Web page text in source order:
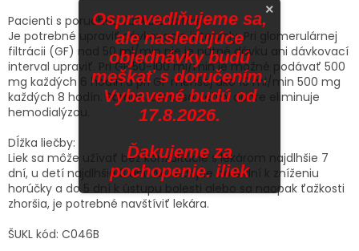
Pacienti s poruchou funkcie obličiek:
Je potrebné upraviť dávkovacie intervaly. Pri glomerulárnej
filtrácii (GF) nad 50 ml/min nie je nutné dávku ani dávkovací
interval upraviť. Pri GF 50-100 ml/min je možné podávať 500
mg každých 6 hodín a pri GF menšej ako 10 ml/min 500 mg
každých 8 hodín. Paracetamol sa veľmi dobre eliminuje
hemodialýzou.
Dĺžka liečby:
Liek sa môže užívať bez konzultácie s lekárom najdlhšie 7
dní, u detí najdlhšie 3 dni. Ak nedôjde do 3 dní k zníženiu
horúčky a do 5 dní k ústupu bolesti alebo sa naopak ťažkosti
zhoršia, je potrebné navštíviť lekára.
ŠUKL kód: C046B
×
Ospravedlňujeme sa,
ale nasledujúce
objednávky budú
meškať s doručením.
Vybavené budú od
17.8.2026.
Ďakujeme za
pochopenie. iliek